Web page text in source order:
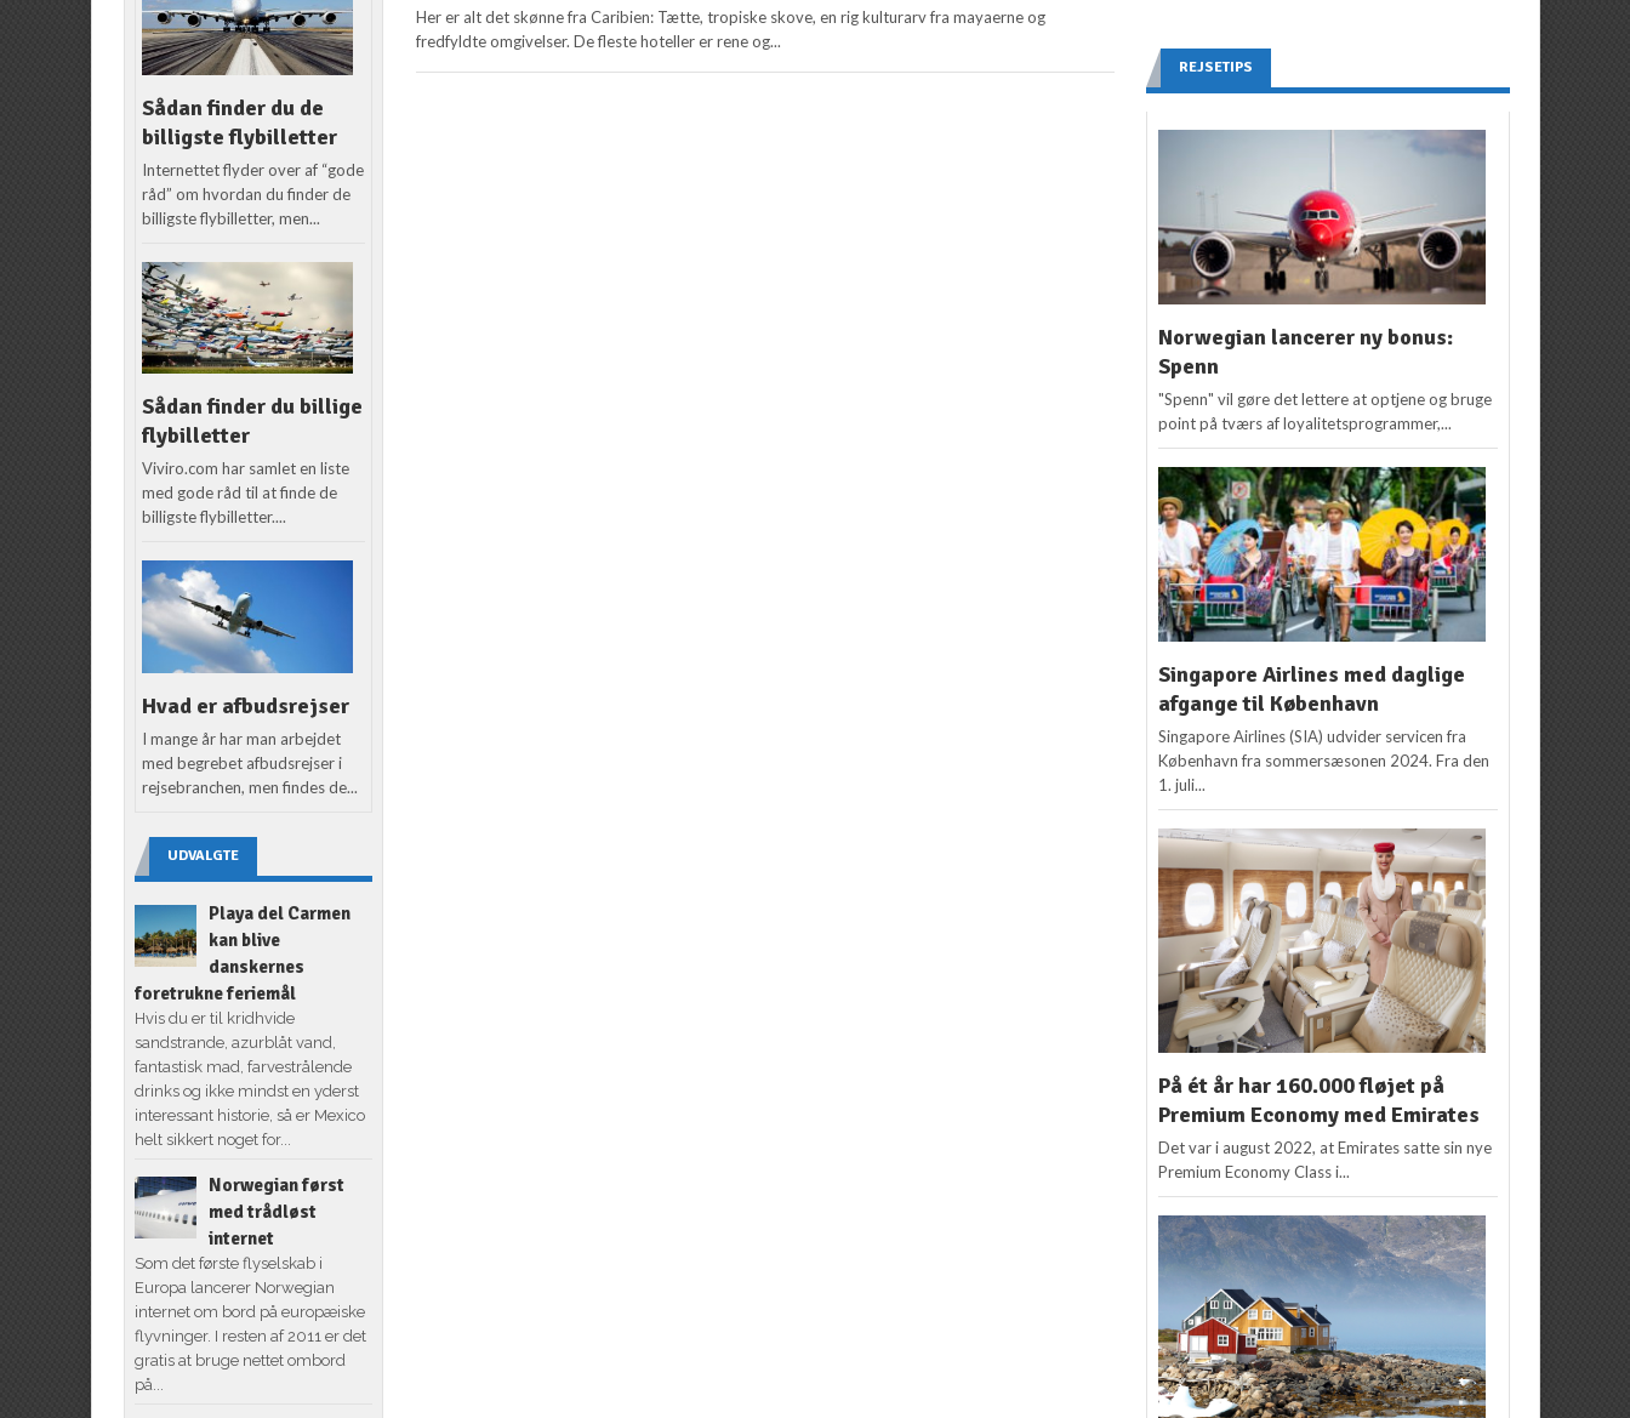
Her er alt det skønne fra Caribien: Tætte, tropiske skove, en rig kulturarv fra mayaerne og
fredfyldte omgivelser. De fleste hoteller er rene og...
Sådan finder du de
billigste flybilletter
Internettet flyder over af “gode
råd” om hvordan du finder de
billigste flybilletter, men...
Sådan finder du billige
flybilletter
Viviro.com har samlet en liste
med gode råd til at finde de
billigste flybilletter....
Hvad er afbudsrejser
I mange år har man arbejdet
med begrebet afbudsrejser i
rejsebranchen, men findes de...
UDVALGTE
Playa del Carmen
kan blive
danskernes
foretrukne feriemål
Hvis du er til kridhvide
sandstrande, azurblåt vand,
fantastisk mad, farvestrålende
drinks og ikke mindst en yderst
interessant historie, så er Mexico
helt sikkert noget for...
Norwegian først
med trådløst
internet
Som det første flyselskab i
Europa lancerer Norwegian
internet om bord på europæiske
flyvninger. I resten af 2011 er det
gratis at bruge nettet ombord
på...
REJSETIPS
Norwegian lancerer ny bonus:
Spenn
"Spenn" vil gøre det lettere at optjene og bruge
point på tværs af loyalitetsprogrammer,...
Singapore Airlines med daglige
afgange til København
Singapore Airlines (SIA) udvider servicen fra
København fra sommersæsonen 2024. Fra den
1. juli...
På ét år har 160.000 fløjet på
Premium Economy med Emirates
Det var i august 2022, at Emirates satte sin nye
Premium Economy Class i...